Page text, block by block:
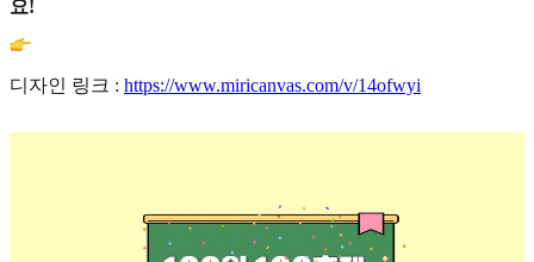
요!
디자인 링크 : https://www.miricanvas.com/v/14ofwyi